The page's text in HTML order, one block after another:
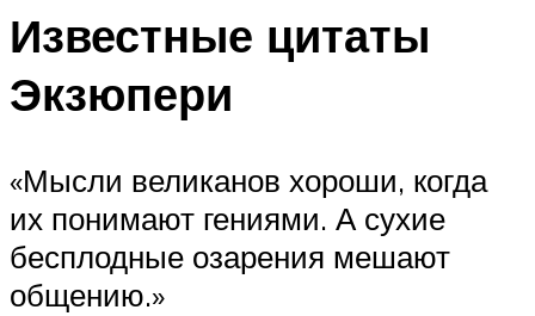
Известные цитаты
Экзюпери
«Мысли великанов хороши, когда
их понимают гениями. А сухие
бесплодные озарения мешают
общению.»